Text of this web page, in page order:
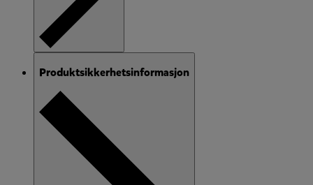
Produktsikkerhetsinformasjon